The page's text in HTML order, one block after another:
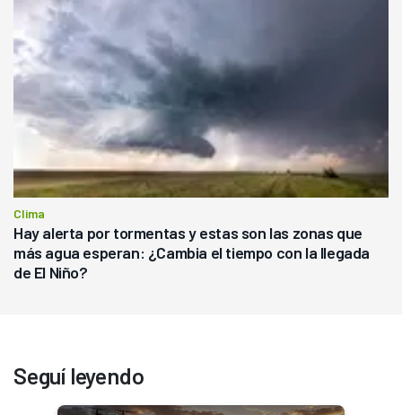
Clima
Hay alerta por tormentas y estas son las zonas que
más agua esperan: ¿Cambia el tiempo con la llegada
de El Niño?
Seguí leyendo